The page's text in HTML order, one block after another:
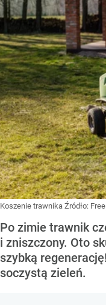
Koszenie trawnika Źródło:
Po zimie trawnik
i zniszczony. Oto
szybką
soczystą zieleń.